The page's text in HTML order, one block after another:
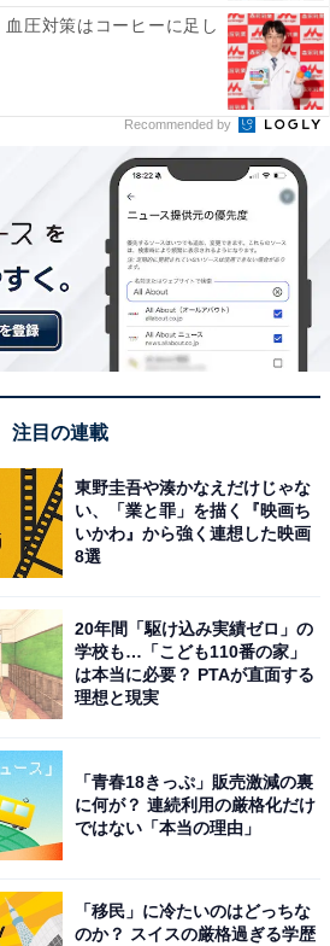
圧対策はコーヒーに足し
Recommended by
注目の連載
東野圭吾や湊かなえだけじゃな
い、「業と罪」を描く『映画ち
いかわ』から強く連想した映画
8選
20年間「駆け込み実績ゼロ」の
学校も…「こども110番の家」
は本当に必要？ PTAが直面する
理想と現実
「青春18きっぷ」販売激減の裏
に何が？ 連続利用の厳格化だけ
ではない「本当の理由」
「移民」に冷たいのはどっちな
のか？ スイスの厳格過ぎる学歴